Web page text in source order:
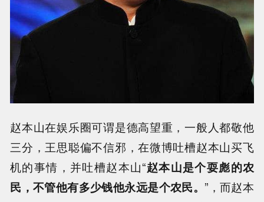
赵本山在娱乐圈可谓是德高望重，一般人都敬他
三分，王思聪偏不信邪，在微博吐槽赵本山买飞
机的事情，并吐槽赵本山“赵本山是个耍彪的农
民，不管他有多少钱他永远是个农民。 ”，而赵本